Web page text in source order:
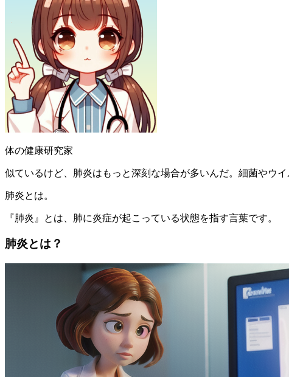
体の健康研究家
似ているけど、肺炎はもっと深刻な場合が多いんだ。細菌やウ
肺炎とは。
『肺炎』とは、肺に炎症が起こっている状態を指す言葉です。
肺炎とは？